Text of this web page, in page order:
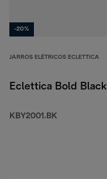
-20%
JARROS ELÉTRICOS ECLETTICA
Eclettica Bold Black
KBY2001.BK